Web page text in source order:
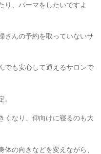
り、パーマをしたいですよ
さんの予約を取っていないサ
でも安心して通えるサロンで
。
くなり、仰向けに寝るのも大
の向きなどを変えながら、